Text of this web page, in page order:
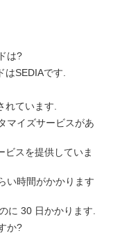
は?
SEDIAです.
れています.
マイズサービスがあ
ビスを提供していま
い時間がかかります
に 30 日かかります.
か?